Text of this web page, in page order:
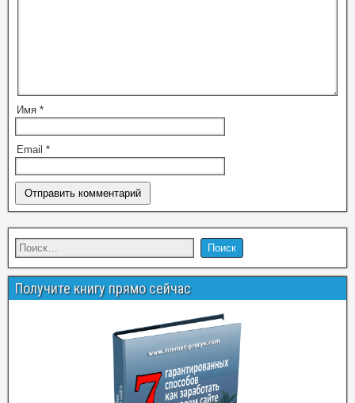
Имя *
Email *
Получите книгу прямо сейчас